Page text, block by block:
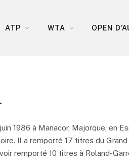
ATP WTA OPEN
1986 à Manacor, Majorque, en
Il a remporté 17 titres du
remporté 10 titres à Roland-